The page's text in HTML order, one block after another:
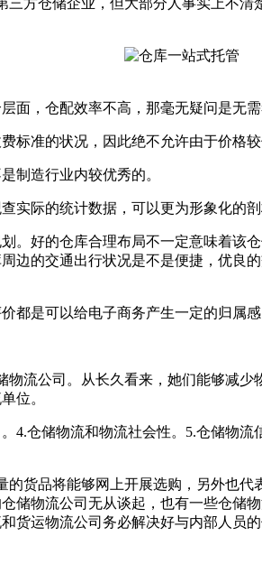
面，仓配效率不高，那毫无疑问是无需
标准的状况，因此绝不允许由于价格较
制造行业内较优秀的。
实际的统计数据，可以更为形象化的剖
。好的仓库合理布局不一定意味着
边的交通出行状况是不是便捷，优良
都是可以给电子商务产生一定的归属感
流公司。从长久看来，她们能够减
位。
4.仓储物流和物流社会性。5.仓储物
货品将能够网上开展选购，另外也
储物流公司无从谈起，也有一些仓储
货运物流公司务必解决好与内部人员